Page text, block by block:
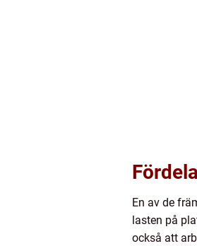
En av de
lasten på
också att